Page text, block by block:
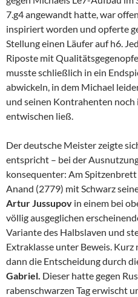
7.g4 angewandt hatte, war
inspiriert worden und opferte
Stellung einen Läufer auf h6.
Riposte mit
musste schließlich in ein
abwickeln, in dem Michael
und seinen Kontrahenten noch
entwischen ließ.
Der deutsche Meister zeigte
entspricht – bei der
konsequenter: Am
Anand (2779) mit Schwarz
Artur Jussupov in einem bei
völlig ausgeglichen
Variante des Halbslaven und
Extraklasse unter Beweis.
dann die Entscheidung durch
Gabriel. Dieser hatte gegen
rabenschwarzen Tag erwischt